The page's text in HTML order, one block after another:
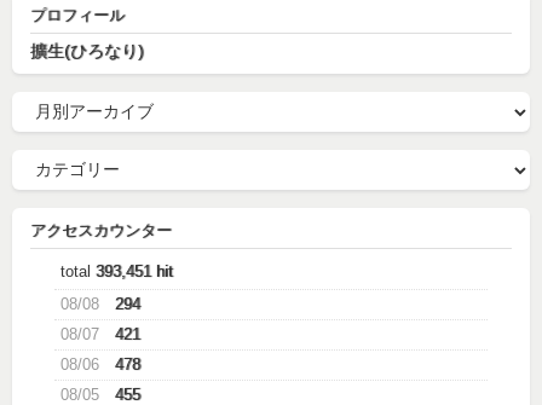
プロフィール
擴生(ひろなり)
アクセスカウンター
total 393,451 hit
08/08
294
08/07
421
08/06
478
08/05
455